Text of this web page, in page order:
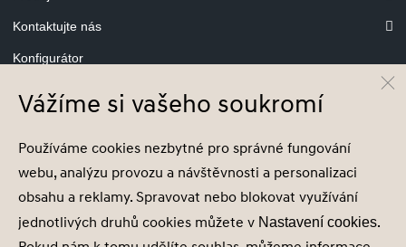
Kontaktujte nás
Konfigurátor
© Hyundai Motor Czech s.r.o.
Infocentrum
800 800 900
Společnost je zapsána v obchodním rejstříku vedeném u Městského soudu v
Praze, oddíl C, vložka 202215, IČ 29127289
Vážíme si vašeho soukromí
Používáme cookies nezbytné pro správné fungování
webu, analýzu provozu a návštěvnosti a personalizaci
obsahu a reklamy. Spravovat nebo blokovat využívání
jednotlivých druhů cookies můžete v Nastavení cookies.